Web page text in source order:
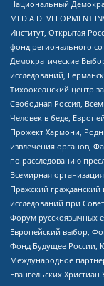
Национальный
MEDIA DEVELOPMENT
Институт, Открытая
фонд регионального
Демократические
исследований,
Тихоокеанский центр
Свободная Россия,
Человек в беде,
Прожект Хармони,
извлечения органов,
по расследованию
Всемирная
Пражский гражданский
исследований при
Форум русскоязычных
Европейский выбор,
Фонд Будущее России,
Международное
Евангельских